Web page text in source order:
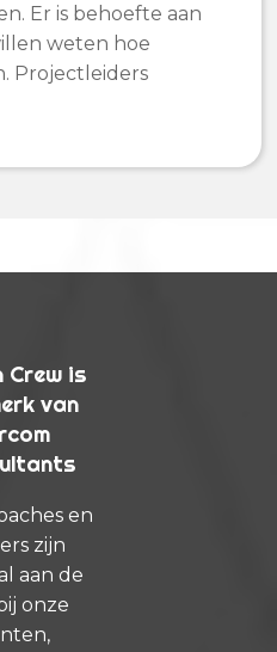
Er is behoefte aan
weten hoe
Projectleiders
Crew is
van
en
zijn
aan de
onze